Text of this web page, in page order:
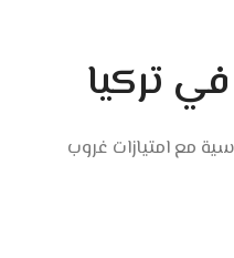
مع امتيازات غروب